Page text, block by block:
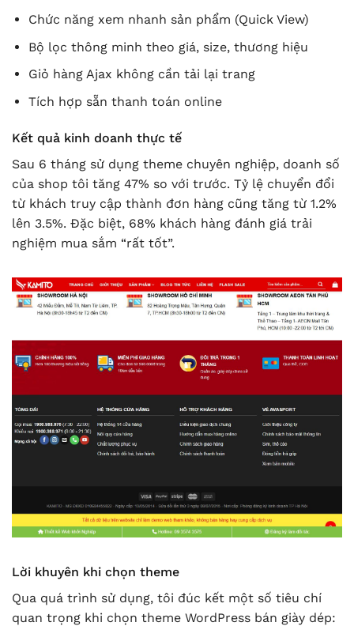
Chức năng xem nhanh sản phẩm (Quick View)
Bộ lọc thông minh theo giá, size, thương hiệu
Giỏ hàng Ajax không cần tải lại trang
Tích hợp sẵn thanh toán online
Kết quả kinh doanh thực tế
Sau 6 tháng sử dụng theme chuyên nghiệp, doanh số
của shop tôi tăng 47% so với trước. Tỷ lệ chuyển đổi
từ khách truy cập thành đơn hàng cũng tăng từ 1.2%
lên 3.5%. Đặc biệt, 68% khách hàng đánh giá trải
nghiệm mua sắm “rất tốt”.
Lời khuyên khi chọn theme
Qua quá trình sử dụng, tôi đúc kết một số tiêu chí
quan trọng khi chọn theme WordPress bán giày dép: